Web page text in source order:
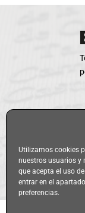
Utilizamos cookies
nuestros usuarios y
que acepta el uso
entrar en el
preferencias.